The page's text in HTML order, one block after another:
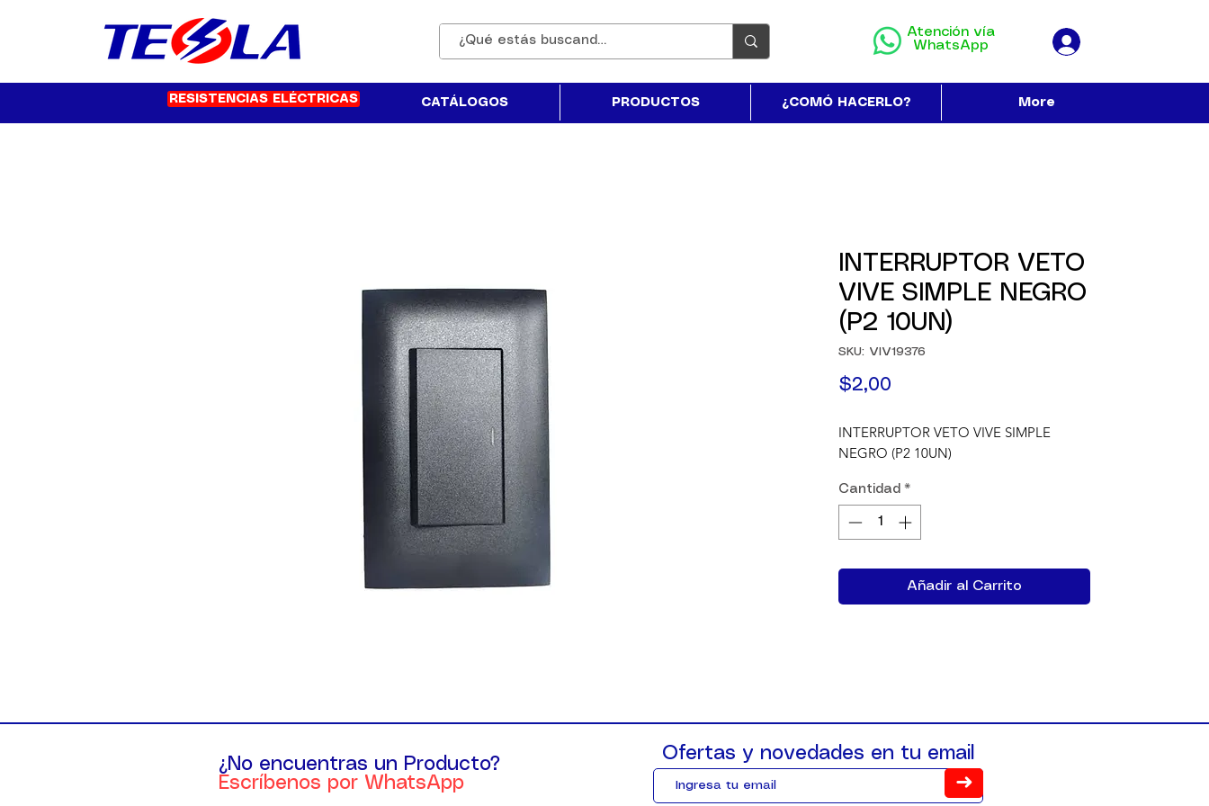
Atención vía
WhatsApp
RESISTENCIAS ELÉCTRICAS CATÁLOGOS PRODUCTOS ¿COMÓ HACERLO? More
INTERRUPTOR VETO
VIVE SIMPLE NEGRO
(P2 10UN)
SKU: VIV19376
$2,00
INTERRUPTOR VETO VIVE SIMPLE
NEGRO (P2 10UN)
Cantidad *
Añadir al Carrito
¿No encuentras un Producto?
Escríbenos por WhatsApp
Ofertas y novedades en tu email
➜